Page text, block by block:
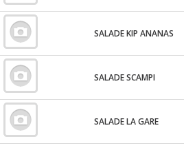
SALADE KIP ANANAS
SALADE SCAMPI
SALADE LA GARE